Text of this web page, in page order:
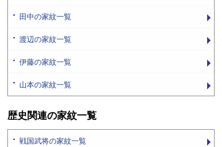
田中の家紋一覧
渡辺の家紋一覧
伊藤の家紋一覧
山本の家紋一覧
歴史関連の家紋一覧
戦国武将の家紋一覧